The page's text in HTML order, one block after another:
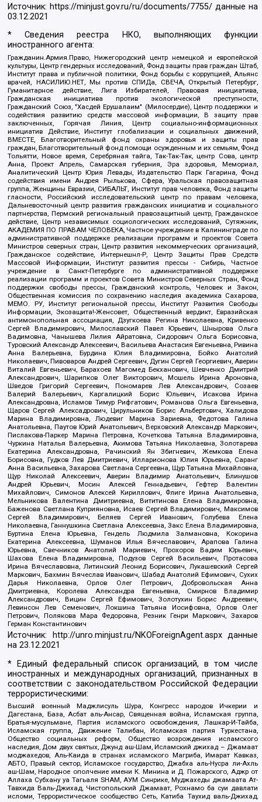
Источник: https://minjust.gov.ru/ru/documents/7755/ данные на
03.12.2021
* Сведения реестра НКО, выполняющих функции
иностранного агента:
Гражданин.Армия.Право, Нижегородский центр немецкой и европейской
культуры, Центр гендерных исследований, Фонд защиты прав граждан Штаб,
Институт права и публичной политики, Фонд борьбы с коррупцией, Альянс
врачей, НАСИЛИЮ.НЕТ, Мы против СПИДа, СВЕЧА, Открытый Петербург,
Гуманитарное действие, Лига Избирателей, Правовая инициатива,
Гражданская инициатива против экологической преступности,
Гражданский Союз, "Хасдей Ерушалаим" (Милосердие), Центр поддержки и
содействия развитию средств массовой информации, В защиту прав
заключенных, Горячая Линия, Центр социально-информационных
инициатив Действие, Институт глобализации и социальных движений,
ВМЕСТЕ, Благотворительный фонд охраны здоровья и защиты прав
граждан, Благотворительный фонд помощи осужденным и их семьям, Фонд
Тольятти, Новое время, Серебряная тайга, Так-Так-Так, центр Сова, центр
Анна, Проект Апрель, Самарская губерния, Эра здоровья, Мемориал,
Аналитический Центр Юрия Левады, Издательство Парк Гагарина, Фонд
содействия имени Андрея Рылькова, Сфера, Уральская правозащитная
группа, Женщины Евразии, СИБАЛЬТ, Институт прав человека, Фонд защиты
гласности, Российский исследовательский центр по правам человека,
Дальневосточный центр развития гражданских инициатив и социального
партнерства, Пермский региональный правозащитный центр, Гражданское
действие, Центр независимых социологических исследований, Сутяжник,
АКАДЕМИЯ ПО ПРАВАМ ЧЕЛОВЕКА, Частное учреждение в Калининграде по
административной поддержке реализации программ и проектов Совета
Министров северных стран, Центр развития некоммерческих организаций,
Гражданское содействие, Интернешнл-Р, Центр Защиты Прав Средств
Массовой Информации, Институт развития прессы - Сибирь, Частное
учреждение в Санкт-Петербурге по административной поддержке
реализации программ и проектов Совета Министров Северных Стран, Фонд
поддержки свободы прессы, Гражданский контроль, Человек и Закон,
Общественная комиссия по сохранению наследия академика Сахарова,
МЕМО. РУ, Институт региональной прессы, Институт Развития Свободы
Информации, Экозащита!-Женсовет, Общественный вердикт, Евразийская
антимонопольная ассоциация, Дзугкоева Регина Николаевна, Кривенко
Сергей Владимирович, Милославский Павел Юрьевич, Шнырова Ольга
Вадимовна, Чанышева Лилия Айратовна, Сидорович Ольга Борисовна,
Туровский Александр Алексеевич, Васильева Анастасия Евгеньевна, Ривина
Анна Валерьевна, Бурдина Юлия Владимировна, Бойко Анатолий
Николаевич, Пивоваров Андрей Сергеевич, Дугин Сергей Георгиевич, Аверин
Виталий Евгеньевич, Барахоев Магомед Бекханович, Шевченко Дмитрий
Александрович, Шарипков Олег Викторович, Мошель Ирина Ароновна,
Шведов Григорий Сергеевич, Пономарев Лев Александрович, Созаев
Валерий Валерьевич, Каргалицкий Борис Юльевич, Исакова Ирина
Александровна, Исламов Тимур Рифгатович, Романова Ольга Евгеньевна,
Щаров Сергей Алексадрович, Цирульников Борис Альбертович, Халидова
Марина Владимировна, Людевиг Марина Зариевна, Федотова Галина
Анатольевна, Паутов Юрий Анатольевич, Верховский Александр Маркович,
Пислакова-Паркер Марина Петровна, Кочеткова Татьяна Владимировна,
Чуркина Наталья Валерьевна, Акимова Татьяна Николаевна, Золотарева
Екатерина Александровна, Рачинский Ян Збигневич, Жемкова Елена
Борисовна, Гудков Лев Дмитриевич, Илларионова Юлия Юрьевна, Саранг
Анна Васильевна, Захарова Светлана Сергеевна, Щур Татьяна Михайловна,
Щур Николай Алексеевич, Аверин Владимир Анатольевич, Блинушов
Андрей Юрьевич, Мосин Алексей Геннадьевич, Гефтер Валентин
Михайлович, Симонов Алексей Кириллович, Флиге Ирина Анатольевна,
Мельникова Валентина Дмитриевна, Вититинова Елена Владимировна,
Баженова Светлана Куприяновна, Исаев Сергей Владимирович, Максимов
Сергей Владимирович, Беляев Сергей Иванович, Голубева Елена
Николаевна, Ганнушкина Светлана Алексеевна, Закс Елена Владимировна,
Буртина Елена Юрьевна, Гендель Людмила Залмановна, Кокорина
Екатерина Алексеевна, Шуманов Илья Вячеславович, Арапова Галина
Юрьевна, Свечников Анатолий Мариевич, Прохоров Вадим Юрьевич,
Шахова Елена Владимировна, Подузов Сергей Васильевич, Протасова
Ирина Вячеславовна, Литинский Леонид Борисович, Лукашевский Сергей
Маркович, Бахмин Вячеслав Иванович, Шабад Анатолий Ефимович, Сухих
Дарья Николаевна, Орлов Олег Петрович, Добровольская Анна
Дмитриевна, Королева Александра Евгеньевна, Смирнов Владимир
Александрович, Вицин Сергей Ефимович, Золотухин Борис Андреевич,
Левинсон Лев Семенович, Локшина Татьяна Иосифовна, Орлов Олег
Петрович, Полякова Мара Федоровна, Резник Генри Маркович, Захаров
Герман Константинович
Источник: http://unro.minjust.ru/NKOForeignAgent.aspxданные
на23.12.2021
* Единый федеральный список организаций, в том числе
иностранных и международных организаций, признанных в
соответствии с законодательством Российской Федерации
террористическими:
Высший военный Маджлисуль Шура, Конгресс народов Ичкерии и
Дагестана, База, Асбат аль-Ансар, Священная война, Исламская группа,
Братья-мусульмане, Партия исламского освобождения, Лашкар-И-Тайба,
Исламская группа, Движение Талибан, Исламская партия Туркестана,
Общество социальных реформ, Общество возрождения исламского
наследия, Дом двух святых, Джунд аш-Шам, Исламский джихад – Джамаат
моджахедов, Аль-Каида в странах исламского Магриба, Имарат Кавказ,
АБТО, Правый сектор, Исламское государство, Джабха аль-Нусра ли-Ахль
аш-Шам, Народное ополчение имени К. Минина и Д. Пожарского, Аджр от
Аллаха Субхану уа Тагьаля SHAM, АУМ Синрике, Муджахеды джамаата Ат-
Тавхида Валь-Джихад, Чистопольский Джамаат, Рохнамо ба суи давлати
исломи, Террористическое сообщество Сеть, Катиба Таухид валь-Джихад,